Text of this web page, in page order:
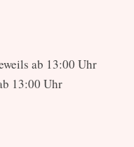
ab 13:00 Uhr
13:00 Uhr